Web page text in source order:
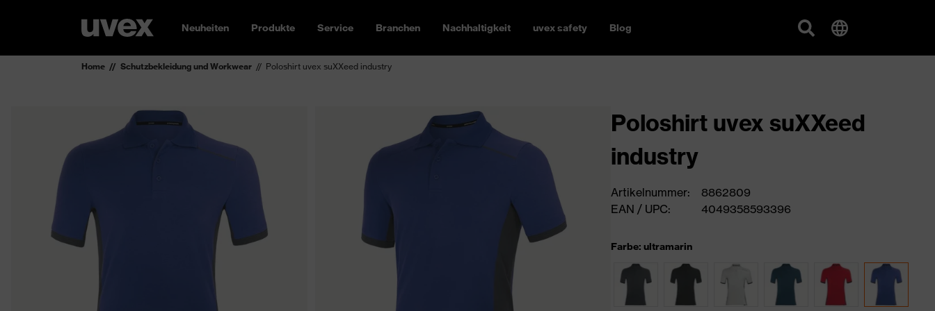
Neuheiten Produkte Service Branchen Nachhaltigkeit uvex safety Blog
Home Schutzbekleidung und Workwear Poloshirt uvex suXXeed industry
Poloshirt uvex suXXeed
industry
Artikelnummer:
8862809
EAN / UPC:
4049358593396
Farbe: ultramarin